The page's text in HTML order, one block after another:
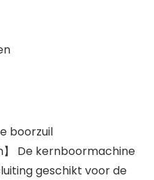
boorzuil
De kernboormachine
geschikt voor de